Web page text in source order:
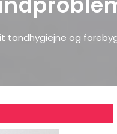
tandhygiejne og